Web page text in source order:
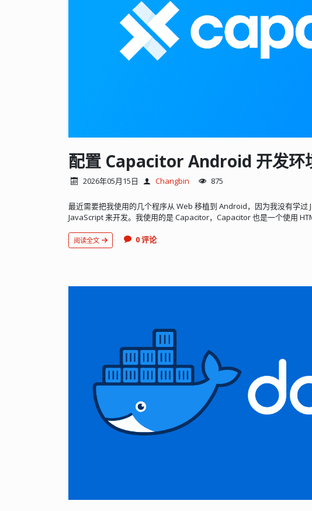
2026年05月15日 Changbin 875
最近需要把我使用的几个程序从 Web 移植到 Android，因为我没有学
JavaScript 来开发。我使用的是 Capacitor，Capacitor 也是一个使用
阅读全文 0 评论